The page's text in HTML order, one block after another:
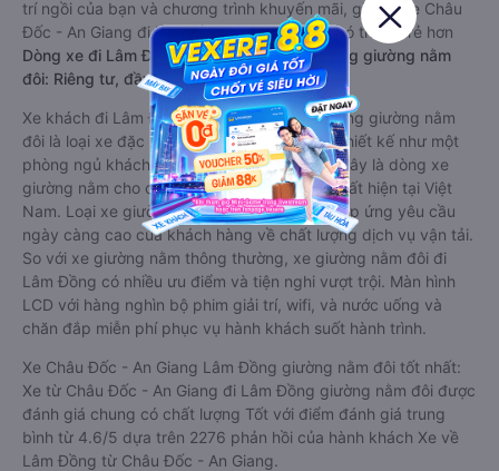
trí ngồi của bạn và chương trình khuyến mãi, giá vé Xe Châu
Đốc - An Giang đi Lâm Đồng limousine này có thể sẽ rẻ hơn
Dòng xe đi Lâm Đồng từ Châu Đốc - An Giang giường nằm
đôi: Riêng tư, đầy đủ tiện nghi
Xe khách đi Lâm Đồng từ Châu Đốc - An Giang giường nằm
đôi là loại xe đặc biệt. Với mỗi giường được thiết kế như một
phòng ngủ khách sạn sang trọng, hiện đại. Đây là dòng xe
giường nằm cho cặp đôi đi Lâm Đồng mới xuất hiện tại Việt
Nam. Loại xe giường nằm đôi ra đời nhằm đáp ứng yêu cầu
ngày càng cao của khách hàng về chất lượng dịch vụ vận tải.
So với xe giường nằm thông thường, xe giường nằm đôi đi
Lâm Đồng có nhiều ưu điểm và tiện nghi vượt trội. Màn hình
LCD với hàng nghìn bộ phim giải trí, wifi, và nước uống và
chăn đắp miễn phí phục vụ hành khách suốt hành trình.
Xe Châu Đốc - An Giang Lâm Đồng giường nằm đôi tốt nhất:
Xe từ Châu Đốc - An Giang đi Lâm Đồng giường nằm đôi được
đánh giá chung có chất lượng Tốt với điểm đánh giá trung
bình từ 4.6/5 dựa trên 2276 phản hồi của hành khách Xe về
Lâm Đồng từ Châu Đốc - An Giang.